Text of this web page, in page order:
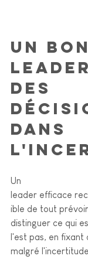
Un bon
des
dans
Un
leader efficace
ible de tout
distinguer ce qui
l'est pas, en
malgré l'incertitude.